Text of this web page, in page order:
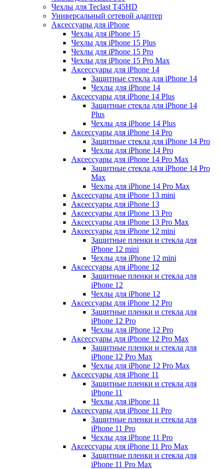
Чехлы для Teclast T45HD
Универсальный сетевой адаптер
Аксессуары для iPhone
Чехлы для iPhone 15
Чехлы для iPhone 15 Plus
Чехлы для iPhone 15 Pro
Чехлы для iPhone 15 Pro Max
Аксессуары для iPhone 14
Защитные стекла для iPhone 14
Чехлы для iPhone 14
Аксессуары для iPhone 14 Plus
Защитные стекла для iPhone 14
Plus
Чехлы для iPhone 14 Plus
Аксессуары для iPhone 14 Pro
Защитные стекла для iPhone 14 Pro
Чехлы для iPhone 14 Pro
Аксессуары для iPhone 14 Pro Max
Защитные стекла для iPhone 14 Pro
Max
Чехлы для iPhone 14 Pro Max
Аксессуары для iPhone 13 mini
Аксессуары для iPhone 13
Аксессуары для iPhone 13 Pro
Аксессуары для iPhone 13 Pro Max
Аксессуары для iPhone 12 mini
Защитные пленки и стекла для
iPhone 12 mini
Чехлы для iPhone 12 mini
Аксессуары для iPhone 12
Защитные пленки и стекла для
iPhone 12
Чехлы для iPhone 12
Аксессуары для iPhone 12 Pro
Защитные пленки и стекла для
iPhone 12 Pro
Чехлы для iPhone 12 Pro
Аксессуары для iPhone 12 Pro Max
Защитные пленки и стекла для
iPhone 12 Pro Max
Чехлы для iPhone 12 Pro Max
Аксессуары для iPhone 11
Защитные пленки и стекла для
iPhone 11
Чехлы для iPhone 11
Аксессуары для iPhone 11 Pro
Защитные пленки и стекла для
iPhone 11 Pro
Чехлы для iPhone 11 Pro
Аксессуары для iPhone 11 Pro Max
Защитные пленки и стекла для
iPhone 11 Pro Max